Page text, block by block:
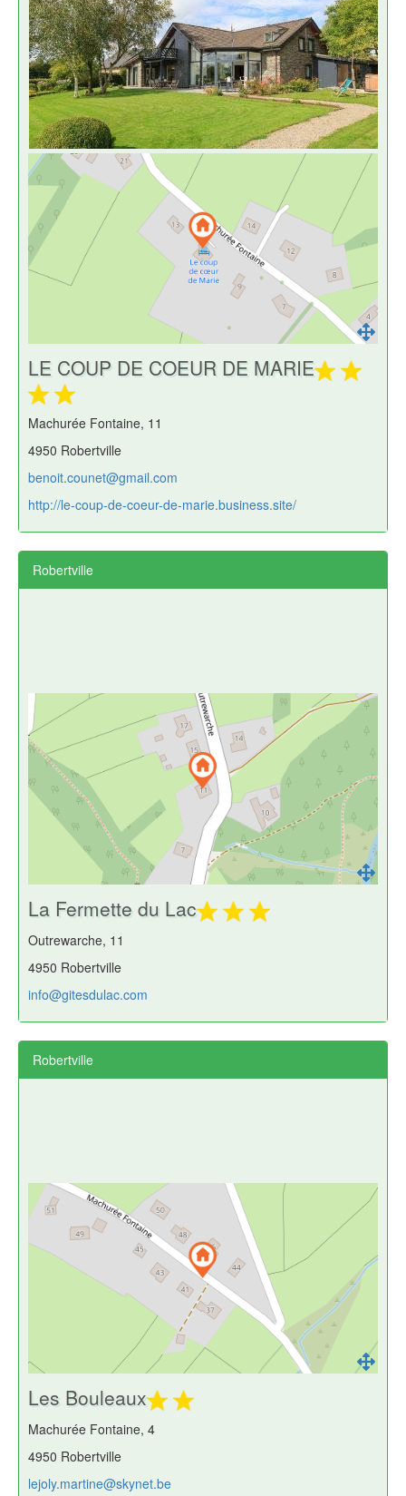
LE COUP DE COEUR DE MARIE
Machurée Fontaine, 11
4950 Robertville
benoit.counet@gmail.com
http://le-coup-de-coeur-de-marie.business.site/
Robertville
La Fermette du Lac
Outrewarche, 11
4950 Robertville
info@gitesdulac.com
Robertville
Les Bouleaux
Machurée Fontaine, 4
4950 Robertville
lejoly.martine@skynet.be